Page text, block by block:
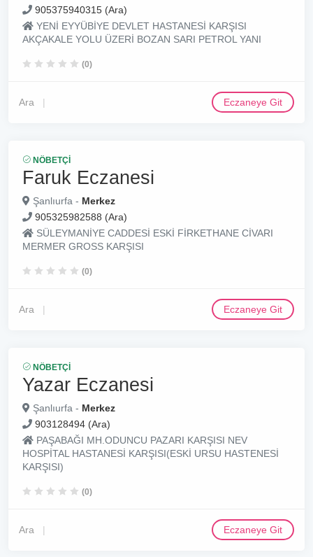
905375940315 (Ara)
YENİ EYYÜBİYE DEVLET HASTANESİ KARŞISI
AKÇAKALE YOLU ÜZERİ BOZAN SARI PETROL YANI
(0)
Ara Eczaneye Git
NÖBETÇI
Faruk Eczanesi
Şanlıurfa - Merkez
905325982588 (Ara)
SÜLEYMANİYE CADDESİ ESKİ FİRKETHANE CİVARI
MERMER GROSS KARŞISI
(0)
Ara Eczaneye Git
NÖBETÇI
Yazar Eczanesi
Şanlıurfa - Merkez
903128494 (Ara)
PAŞABAĞI MH.ODUNCU PAZARI KARŞISI NEV
HOSPİTAL HASTANESİ KARŞISI(ESKİ URSU HASTENESİ
KARŞISI)
(0)
Ara Eczaneye Git